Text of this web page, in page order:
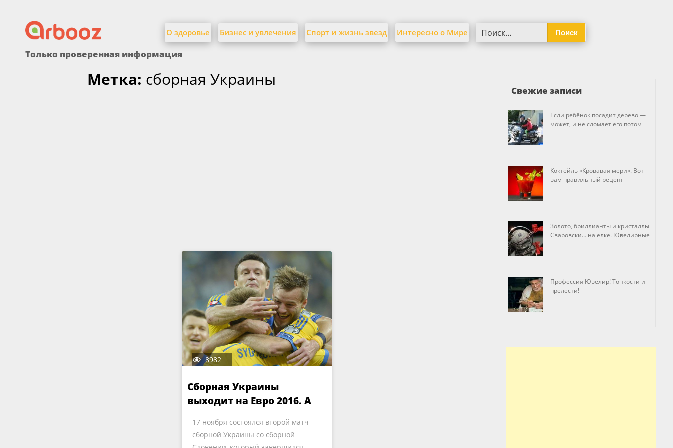
to
content
О здоровье Бизнес и увлечения Спорт и жизнь звезд Интересно о Мире
Только проверенная информация
Метка: сборная Украины
8982
Сборная Украины
выходит на Евро 2016. А
17 ноября состоялся второй матч
сборной Украины со сборной
Свежие записи
Если ребёнок посадит дерево —
может, и не сломает его потом
Коктейль «Кровавая мери». Вот
вам правильный рецепт
Золото, бриллианты и кристаллы
Сваровски… на елке. Ювелирные
Профессия Ювелир! Тонкости и
прелести!